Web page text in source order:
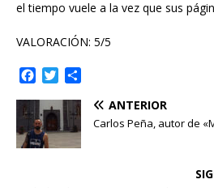
el tiempo vuele a la vez que sus
VALORACIÓN: 5/5
e
b
i
t
t
ANTERIOR
Carlos Peña, autor de